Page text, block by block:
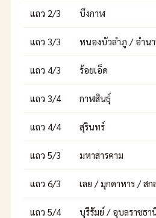
แถว 2/3 บึงกาฬ
แถว 3/3 หนองบัวลำภู / อำน
แถว 4/3 ร้อยเอ็ด
แถว 3/4 กาฬสินธุ์
แถว 4/4 สุรินทร์
แถว 5/3 มหาสารคาม
แถว 6/3 เลย / มุกดาหาร / สก
แถว 5/4 บุรีรัมย์ / อุบลราชธา